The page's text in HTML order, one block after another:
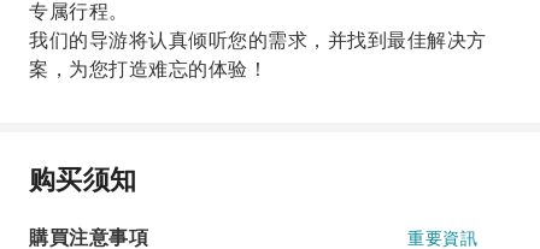
专属行程。
我们的导游将认真倾听您的需求，并找到最佳解决方
案，为您打造难忘的体验！
购买须知
購買注意事項 重要資訊